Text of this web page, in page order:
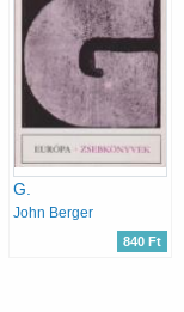
G.
John Berger
840 Ft